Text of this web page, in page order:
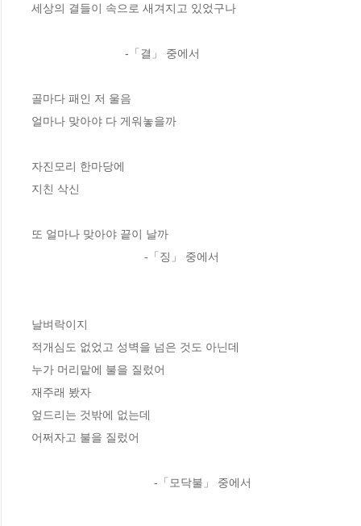
세상의 결들이 속으로 새겨지고 있었구나
                             -「결」 중에서
골마다 패인 저 울음
얼마나 맞아야 다 게워놓을까
자진모리 한마당에
지친 삭신
또 얼마나 맞아야 끝이 날까
                                   -「징」 중에서
날벼락이지
적개심도 없었고 성벽을 넘은 것도 아닌데
누가 머리맡에 불을 질렀어
재주래 봤자
엎드리는 것밖에 없는데
어쩌자고 불을 질렀어
                                      -「모닥불」 중에서